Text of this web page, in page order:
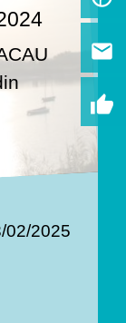
02/2025
email
thumb_up